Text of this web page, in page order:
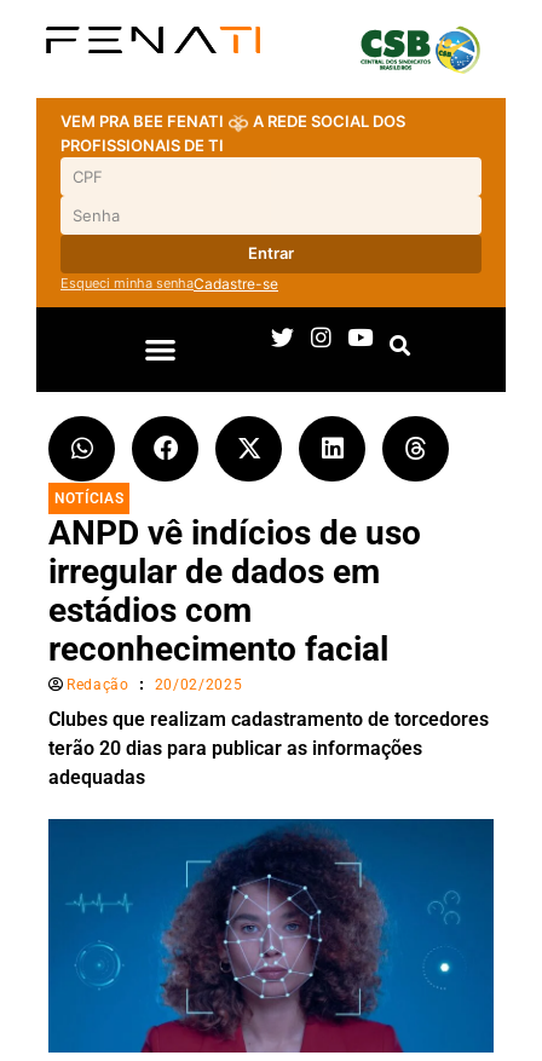
VEM PRA BEE FENATI
A REDE SOCIAL DOS
PROFISSIONAIS DE TI
Entrar
Esqueci minha senhaCadastre-se
NOTÍCIAS
ANPD vê indícios de uso
irregular de dados em
estádios com
reconhecimento facial
Redação 20/02/2025
Clubes que realizam cadastramento de torcedores
terão 20 dias para publicar as informações
adequadas